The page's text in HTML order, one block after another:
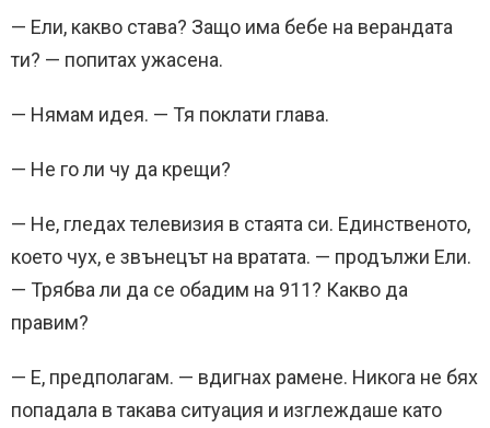
— Ели, какво става? Защо има бебе на верандата
ти? — попитах ужасена.
— Нямам идея. — Тя поклати глава.
— Не го ли чу да крещи?
— Не, гледах телевизия в стаята си. Единственото,
което чух, е звънецът на вратата. — продължи Ели.
— Трябва ли да се обадим на 911? Какво да
правим?
— Е, предполагам. — вдигнах рамене. Никога не бях
попадала в такава ситуация и изглеждаше като